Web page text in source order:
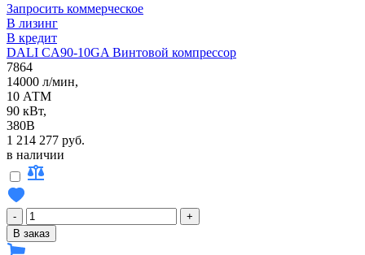
Запросить коммерческое
В лизинг
В кредит
DALI CA90-10GA Винтовой компрессор
7864
14000 л/мин,
10 АТМ
90 кВт,
380В
1 214 277 руб.
в наличии
-
+
В заказ